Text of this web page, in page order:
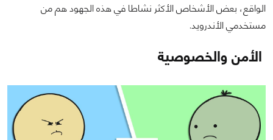
الواقع، بعض الأشخاص الأكثر نشاطا في هذه الجهود هم من
مستخدمي الأندرويد.
الأمن والخصوصية